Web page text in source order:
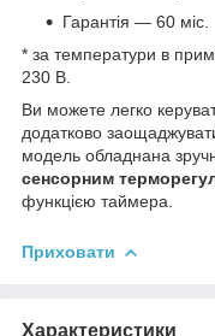
Гарантія — 60 міс.
* за температури в
230 В.
Ви можете легко
додатково
модель обладнана
сенсорним
функцією таймера.
Приховати
Характеристики